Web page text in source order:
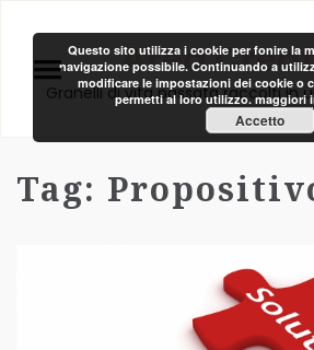
Area
Granelli di vita passata raccolti in
Tag:
Questo sito utilizza i cookie per fonire la
navigazione possibile. Continuando a
modificare le impostazioni dei cookie o
permetti al loro utilizzo.maggiori
Accetto